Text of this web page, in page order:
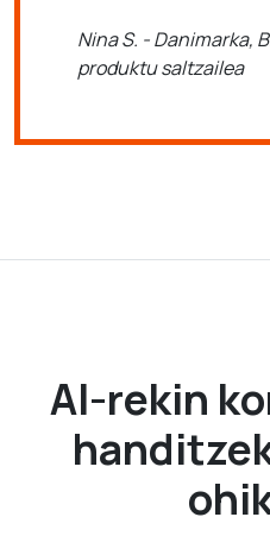
Nina S. - Danimarka,
produktu saltzailea
AI-rekin